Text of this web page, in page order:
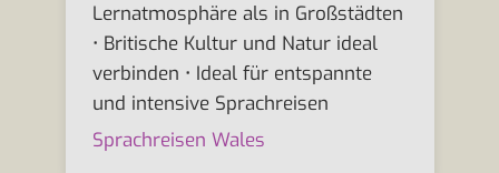
Lernatmosphäre als in Großstädten
• Britische Kultur und Natur ideal
verbinden • Ideal für entspannte
und intensive Sprachreisen
Sprachreisen Wales